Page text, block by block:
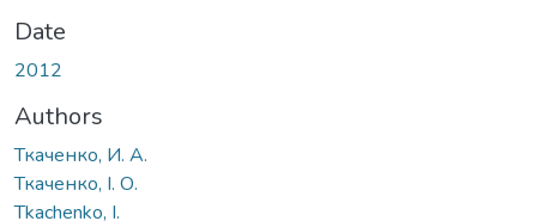
Date
2012
Authors
Ткаченко, И. А.
Ткаченко, І. О.
Tkachenko, I.